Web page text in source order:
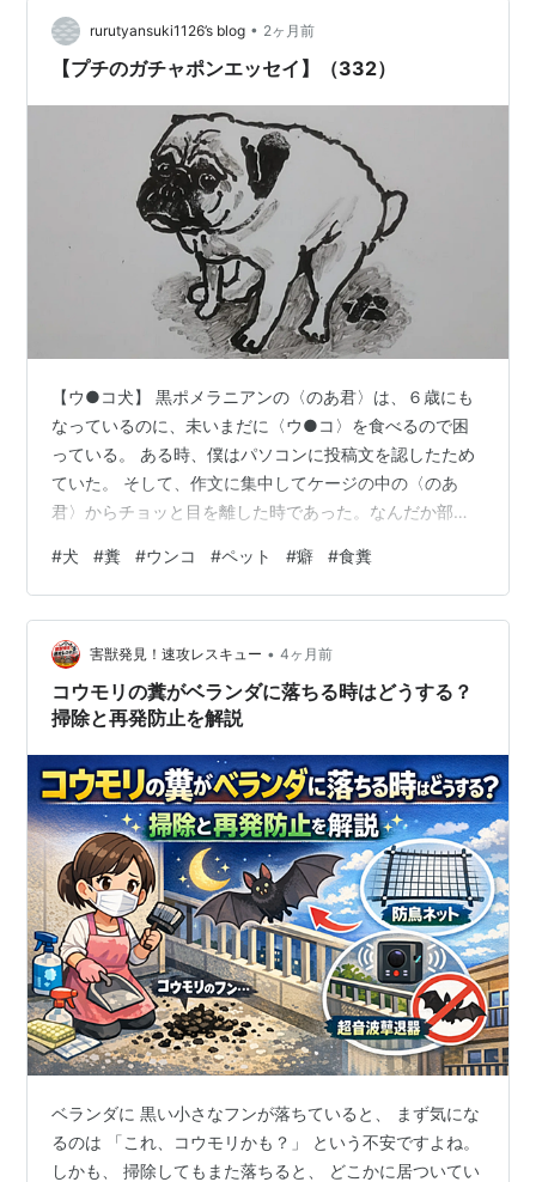
行ったら、たいーほされそう（笑） ここ…
rurutyansuki1126’s blog • 2ヶ月前
【プチのガチャポンエッセイ】（332）
【ウ●コ犬】 黒ポメラニアンの〈のあ君〉は、６歳にも
なっているのに、未いまだに〈ウ●コ〉を食べるので困
っている。 ある時、僕はパソコンに投稿文を認したため
ていた。 そして、作文に集中してケージの中の〈のあ
君〉からチョッと目を離した時であった。なんだか部屋
あ君〉は１本の立派なウ●コ咥えていて、ウ●コの半分
が口からハミ出ている。 〈わっ❗️ヤバイ❗️〉 吐き出させる
ために僕は色々手を尽くすのだが、ケージに手を入れた
だけでも「ウゥ～～～ッ❗️」と威嚇してくる始末だ。 ウ●
コのためなら本気で噛みついてくるのでどうしようもな
い。 「コラッ❗️食べるなっ…
#犬 #糞 #ウンコ #ペット #癖 #食糞
害獣発見！速攻レスキュー • 4ヶ月前
コウモリの糞がベランダに落ちる時はどうする？
掃除と再発防止を解説
ベランダに 黒い小さなフンが落ちていると、 まず気にな
るのは 「これ、コウモリかも？」 という不安ですよね。
しかも、 掃除してもまた落ちると、 どこかに居ついてい